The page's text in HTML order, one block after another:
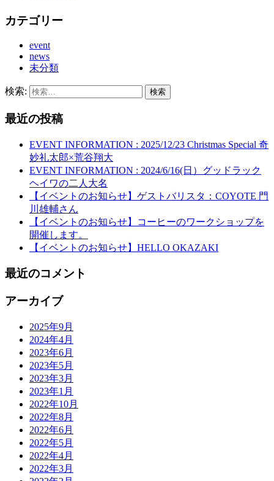
カテゴリー
event
news
未分類
検索:
最近の投稿
EVENT INFORMATION : 2025/12/23 Christmas Special 奇
妙礼太郎×荒谷翔大
EVENT INFORMATION : 2024/6/16(日）グッドラック
ヘイワの二人大名
【イベントのお知らせ】ゲストバリスタ：COYOTE 門
川雄輔さん
【イベントのお知らせ】コーヒーのワークショップを
開催します。
【イベントのお知らせ】HELLO OKAZAKI
最近のコメント
アーカイブ
2025年9月
2024年4月
2023年6月
2023年5月
2023年3月
2023年1月
2022年10月
2022年8月
2022年6月
2022年5月
2022年4月
2022年3月